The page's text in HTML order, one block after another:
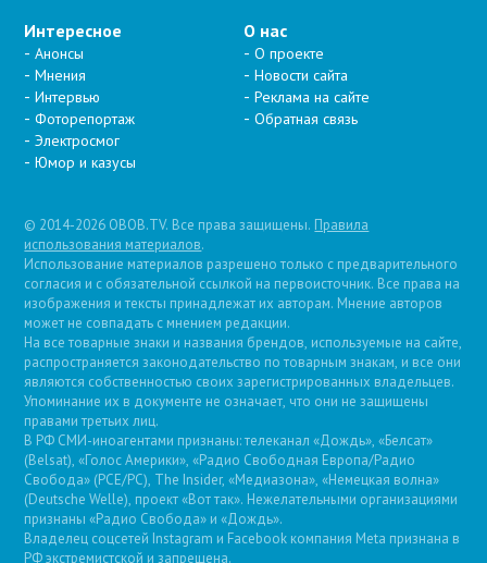
Интересное
Анонсы
Мнения
Интервью
Фоторепортаж
Электросмог
Юмор и казусы
О нас
О проекте
Новости сайта
Реклама на сайте
Обратная связь
© 2014-2026 OBOB.TV. Все права защищены. Правила
использования материалов.
Использование материалов разрешено только с предварительного
согласия и с обязательной ссылкой на первоисточник. Все права на
изображения и тексты принадлежат их авторам. Мнение авторов
может не совпадать с мнением редакции.
На все товарные знаки и названия брендов, используемые на сайте,
распространяется законодательство по товарным знакам, и все они
являются собственностью своих зарегистрированных владельцев.
Упоминание их в документе не означает, что они не защищены
правами третьих лиц.
В РФ СМИ-иноагентами признаны: телеканал «Дождь», «Белсат»
(Belsat), «Голос Америки», «Радио Свободная Европа/Радио
Свобода» (PCE/PC), The Insider, «Медиазона», «Немецкая волна»
(Deutsche Welle), проект «Вот так». Нежелательными организациями
признаны «Радио Свобода» и «Дождь».
Владелец соцсетей Instagram и Facebook компания Metа признана в
РФ экстремистской и запрещена.